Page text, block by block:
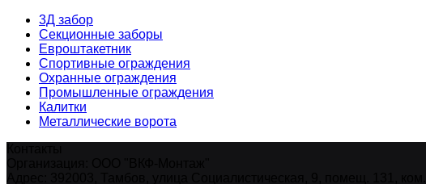
3Д забор
Секционные заборы
Евроштакетник
Спортивные ограждения
Охранные ограждения
Промышленные ограждения
Калитки
Металлические ворота